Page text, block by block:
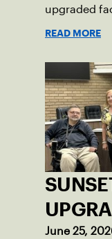
upgraded
READ MORE
June 25,